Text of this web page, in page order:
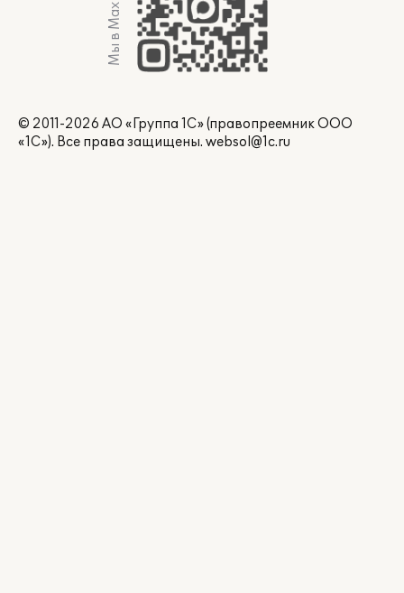
Мы в Max
© 2011-2026 АО «Группа 1С» (правопреемник ООО
«1С»). Все права защищены. websol@1c.ru